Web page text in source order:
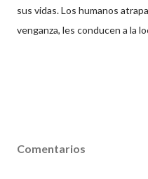
sus vidas. Los humanos
venganza, les conducen a la
Comentarios